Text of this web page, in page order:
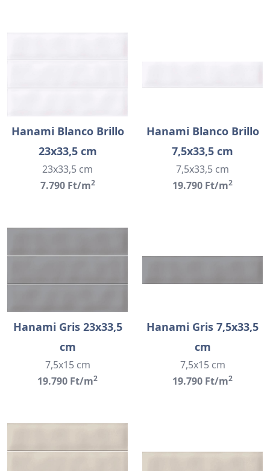
Hanami Blanco Brillo
23x33,5 cm
23x33,5 cm
7.790 Ft/m2
Hanami Blanco Brillo
7,5x33,5 cm
7,5x33,5 cm
19.790 Ft/m2
Hanami Gris 23x33,5
cm
7,5x15 cm
19.790 Ft/m2
Hanami Gris 7,5x33,5
cm
7,5x15 cm
19.790 Ft/m2